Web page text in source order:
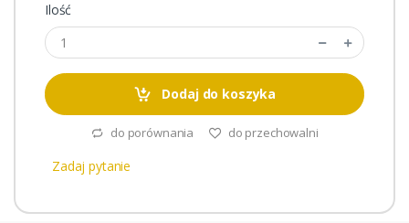
Ilość
Dodaj do koszyka
do porównania do przechowalni
Zadaj pytanie